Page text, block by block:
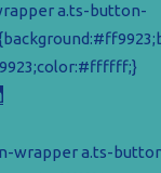
a.ts-button-
wrapper a.ts-